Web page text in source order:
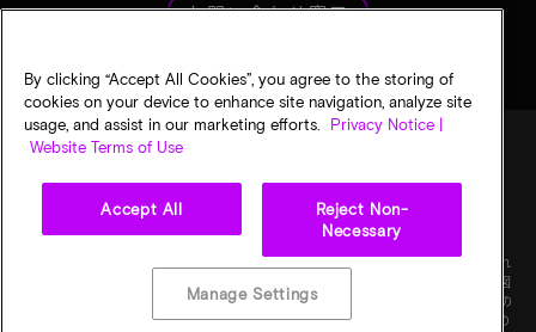
お問い合わせ窓口
マイクロンのプライバシー通知 販売条件
Micron Technology, Inc. All rights reserved. 情報、製品、仕様は予告なく変更され
ることがあります。すべての情報は何らの保証なく「現状有姿」の状態で提供されます。図
画の縮尺は正確ではありません。マイクロン、マイクロンのロゴ、およびその他のすべての
マイクロンの商標はMicron Technology, Inc.に帰属します。他のすべての商標はそれぞれの
By clicking “Accept All Cookies”, you agree to the storing of
cookies on your device to enhance site navigation, analyze site
usage, and assist in our marketing efforts.
Privacy Notice |
Website Terms of Use
Accept All
Reject Non-
Necessary
Manage Settings